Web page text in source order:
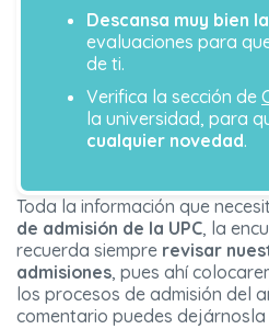
Descansa muy bien
evaluaciones para
de ti.
Verifica la sección de
la universidad, para
cualquier novedad.
Toda la información que
de admisión de la UPC, la
recuerda siempre revisar
admisiones, pues ahí
los procesos de admisión del
comentario puedes dejárnosla